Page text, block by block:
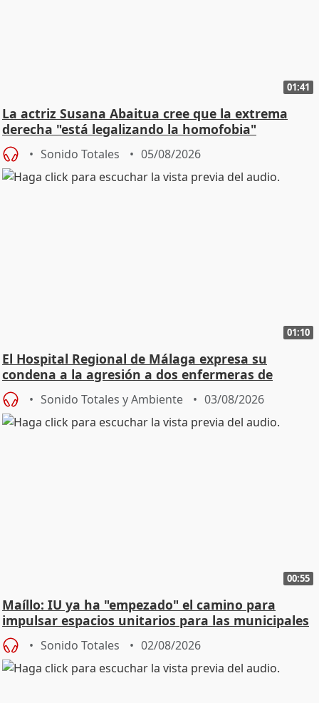
01:41
La actriz Susana Abaitua cree que la extrema
derecha "está legalizando la homofobia"
Sonido Totales 05/08/2026
01:10
El Hospital Regional de Málaga expresa su
condena a la agresión a dos enfermeras de
Urgencias
Sonido Totales y Ambiente 03/08/2026
00:55
Maíllo: IU ya ha "empezado" el camino para
impulsar espacios unitarios para las municipales
Sonido Totales 02/08/2026